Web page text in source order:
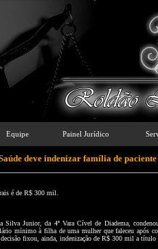
Equipe Painel Jurídico
deve indenizar família de
é de R$ 300 mil.
Silva Junior, da 4ª Vara Cível de Diadema,
mínimo à filha de uma mulher que faleceu após
decisão fixou, ainda, indenização de R$ 300 mil a